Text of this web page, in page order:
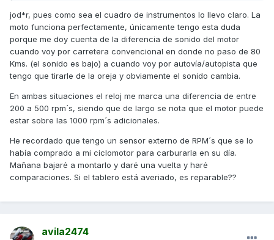
cuadro para transformar la señal que le llega en analógica
( normalmente es una señal de impedancia en Ohms).
Así, que puede ser que falle el cuadro de instrumentos.
Un saludo
jod*r, pues como sea el cuadro de instrumentos lo llevo claro. La
moto funciona perfectamente, únicamente tengo esta duda
porque me doy cuenta de la diferencia de sonido del motor
cuando voy por carretera convencional en donde no paso de 80
Kms. (el sonido es bajo) a cuando voy por autovía/autopista que
tengo que tirarle de la oreja y obviamente el sonido cambia.
En ambas situaciones el reloj me marca una diferencia de entre
200 a 500 rpm´s, siendo que de largo se nota que el motor puede
estar sobre las 1000 rpm´s adicionales.
He recordado que tengo un sensor externo de RPM´s que se lo
había comprado a mi ciclomotor para carburarla en su día.
Mañana bajaré a montarlo y daré una vuelta y haré
comparaciones. Si el tablero está averiado, es reparable??
avila2474